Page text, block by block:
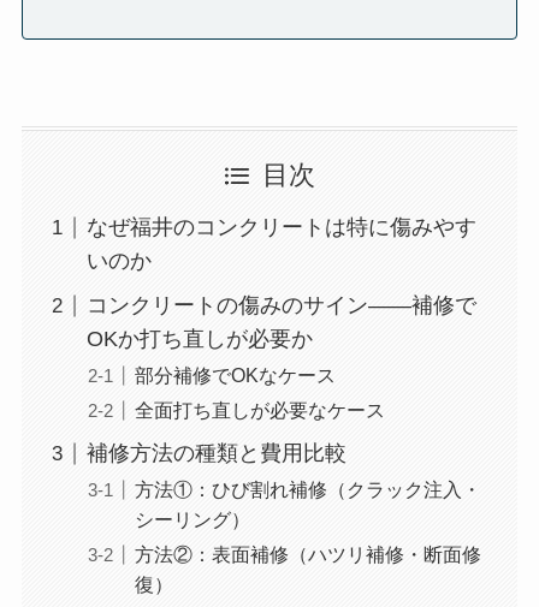
目次
なぜ福井のコンクリートは特に傷みやす
いのか
コンクリートの傷みのサイン——補修で
OKか打ち直しが必要か
部分補修でOKなケース
全面打ち直しが必要なケース
補修方法の種類と費用比較
方法①：ひび割れ補修（クラック注入・
シーリング）
方法②：表面補修（ハツリ補修・断面修
復）